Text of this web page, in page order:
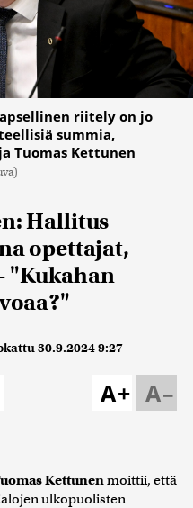
riitely on jo
summia,
Tuomas Kettunen
Hallitus
opettajat,
"Kukahan
30.9.2024 9:27
A–
A+
Kettunenmoittii, että
ulkopuolisten